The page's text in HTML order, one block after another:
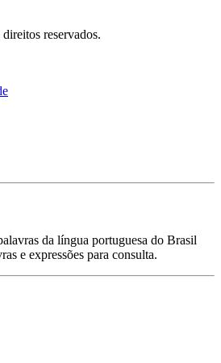
reservados.
da língua portuguesa do Brasil
e expressões para consulta.